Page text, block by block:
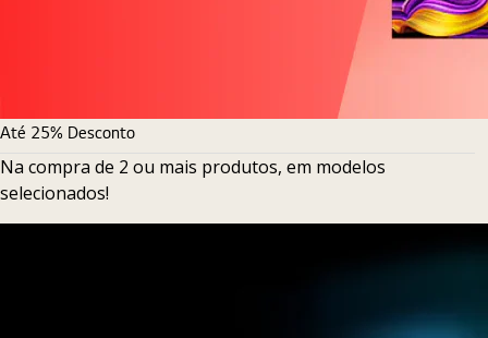
Até 25% Desconto
Na compra de 2 ou mais produtos, em modelos
selecionados!